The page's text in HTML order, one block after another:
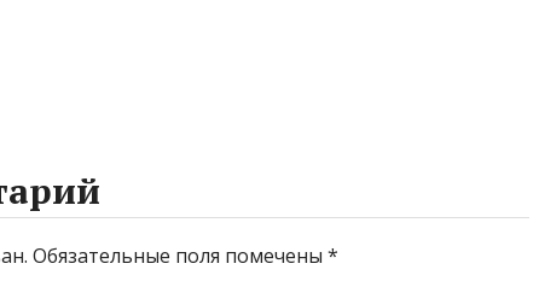
Обязательные поля помечены *